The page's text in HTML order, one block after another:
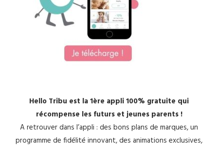
Hello Tribu est la 1ère appli 100% gratuite qui
récompense les futurs et jeunes parents !
A retrouver dans l’appli : des bons plans de marques, un
programme de fidélité innovant, des animations exclusives,